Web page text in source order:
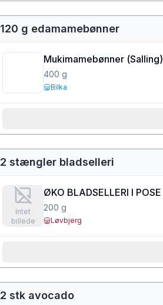
120 g edamamebønner
Mukimamebønner (Salling)
400 g
Bilka
2 stængler bladselleri
Intet
billede
ØKO BLADSELLERI I POSE
200 g
Løvbjerg
2 stk avocado